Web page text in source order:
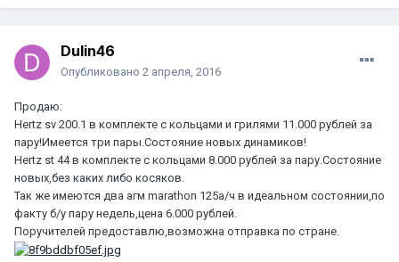
Dulin46
Опубликовано 2 апреля, 2016
Продаю:
Hertz sv 200.1 в комплекте с кольцами и грилями 11.000 рублей за
пару!Имеется три пары.Состояние новых динамиков!
Hertz st 44 в комплекте с кольцами 8.000 рублей за пару.Состояние
новых,без каких либо косяков.
Так же имеются два агм marathon 125а/ч в идеальном состоянии,по
факту б/у пару недель,цена 6.000 рублей.
Поручителей предоставлю,возможна отправка по стране.